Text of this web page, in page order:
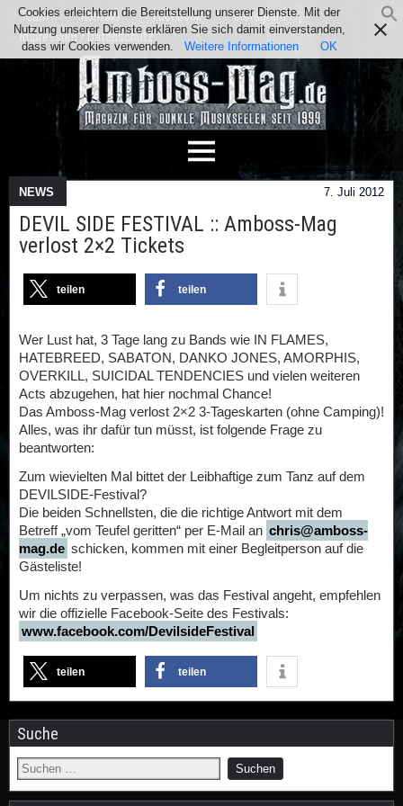
Team Kontakt Facebook
Instagram
Impressum / Datenschutz
NEWS 7. Juli 2012
DEVIL SIDE FESTIVAL :: Amboss-Mag
verlost 2×2 Tickets
teilen teilen
Wer Lust hat, 3 Tage lang zu Bands wie IN FLAMES,
HATEBREED, SABATON, DANKO JONES, AMORPHIS,
OVERKILL, SUICIDAL TENDENCIES und vielen weiteren
Acts abzugehen, hat hier nochmal Chance!
Das Amboss-Mag verlost 2×2 3-Tageskarten (ohne Camping)!
Alles, was ihr dafür tun müsst, ist folgende Frage zu
beantworten:
Zum wievielten Mal bittet der Leibhaftige zum Tanz auf dem
DEVILSIDE-Festival?
Die beiden Schnellsten, die die richtige Antwort mit dem
Betreff „vom Teufel geritten“ per E-Mail an chris@amboss-
mag.de schicken, kommen mit einer Begleitperson auf die
Gästeliste!
Um nichts zu verpassen, was das Festival angeht, empfehlen
wir die offizielle Facebook-Seite des Festivals:
www.facebook.com/DevilsideFestival
teilen teilen
Suche
Cookies erleichtern die Bereitstellung unserer Dienste. Mit der
Nutzung unserer Dienste erklären Sie sich damit einverstanden,
dass wir Cookies verwenden.
Weitere Informationen OK